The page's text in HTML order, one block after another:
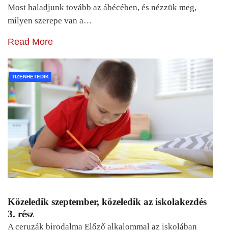
Most haladjunk tovább az ábécében, és nézzük meg,
milyen szerepe van a…
Read More
TIZENHETEDIK
Közeledik szeptember, közeledik az iskolakezdés
3. rész
A ceruzák birodalma Előző alkalommal az iskolában